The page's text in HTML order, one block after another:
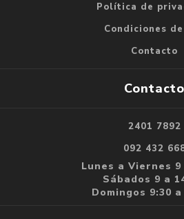
Política de
Condiciones
Contacto
Contacto
2401 7892
092 432
Lunes a Viernes 9
Sábados 9 a
Domingos 9:30 a